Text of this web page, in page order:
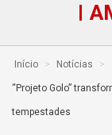
Início > Notícias >
“Projeto Golo”
tempestades